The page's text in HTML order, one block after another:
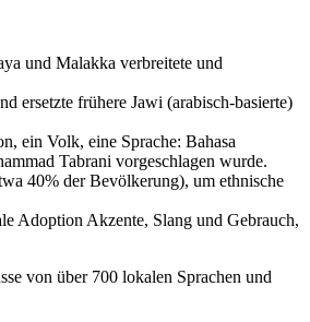
und Malakka verbreitete und
ersetzte frühere Jawi (arabisch-basierte)
ein Volk, eine Sprache: Bahasa
Tabrani vorgeschlagen wurde.
40% der Bevölkerung), um ethnische
Adoption Akzente, Slang und Gebrauch,
von über 700 lokalen Sprachen und